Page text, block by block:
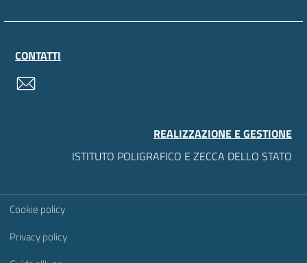
CONTATTI
REALIZZAZIONE E GESTIONE
ISTITUTO POLIGRAFICO E ZECCA DELLO STATO
Sezione Link Utili
Cookie policy
Privacy policy